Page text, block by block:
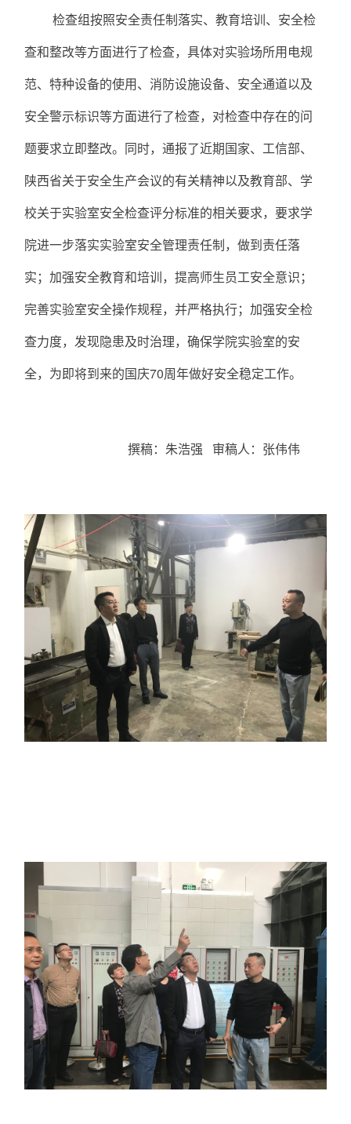
检查组按照安全责任制落实、教育培训、安全检
查和整改等方面进行了检查，具体对实验场所用电规
范、特种设备的使用、消防设施设备、安全通道以及
安全警示标识等方面进行了检查，对检查中存在的问
题要求立即整改。同时，通报了近期国家、工信部、
陕西省关于安全生产会议的有关精神以及教育部、学
校关于实验室安全检查评分标准的相关要求，要求学
院进一步落实实验室安全管理责任制，做到责任落
实；加强安全教育和培训，提高师生员工安全意识；
完善实验室安全操作规程，并严格执行；加强安全检
查力度，发现隐患及时治理，确保学院实验室的安
全，为即将到来的国庆70周年做好安全稳定工作。
撰稿：朱浩强 审稿人：张伟伟